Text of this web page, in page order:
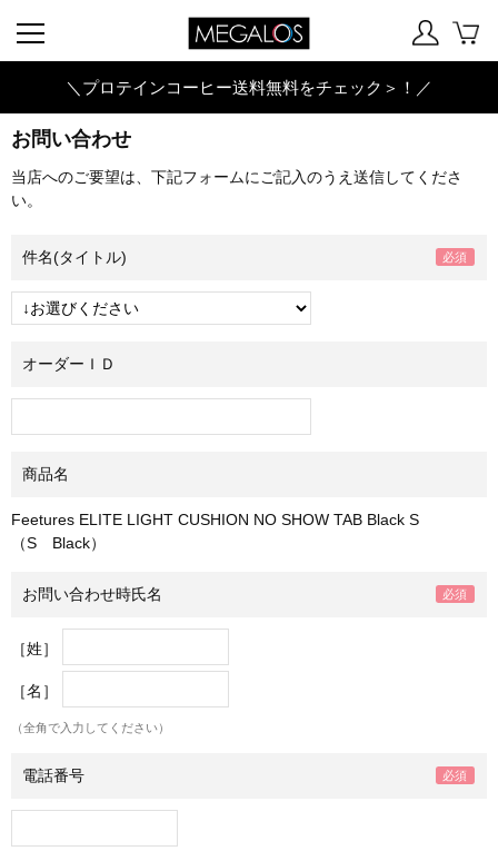
＼プロテインコーヒー送料無料をチェック＞！／
お問い合わせ
当店へのご要望は、下記フォームにご記入のうえ送信してくださ
い。
件名(タイトル)
オーダーＩＤ
商品名
Feetures ELITE LIGHT CUSHION NO SHOW TAB Black S
（S Black）
お問い合わせ時氏名
［姓］
［名］
（全角で入力してください）
電話番号